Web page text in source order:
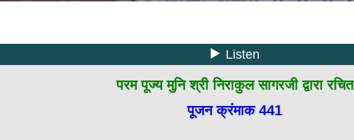
परम पूज्य मुनि श्री निराकुल सागरजी द्वारा रचित
पूजन क्रंमाक 441